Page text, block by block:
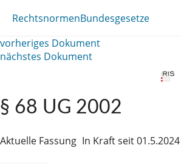
RechtsnormenBundesgesetze
vorheriges Dokument
nächstes Dokument
§ 68 UG 2002
Aktuelle Fassung In Kraft seit 01.5.2024